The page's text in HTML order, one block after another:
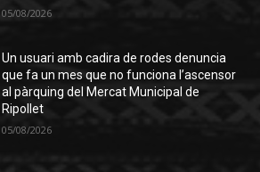
05/08/2026
Un usuari amb cadira de rodes denuncia
que fa un mes que no funciona l’ascensor
al pàrquing del Mercat Municipal de
Ripollet
05/08/2026